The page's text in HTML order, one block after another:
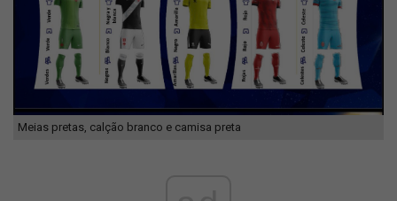
Meias pretas, calção branco e camisa preta